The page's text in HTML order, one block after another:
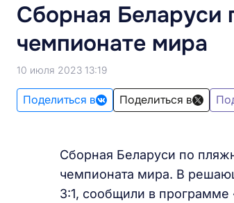
Сборная Беларуси
чемпионате мира
10 июля 2023 13:19
Поделиться в Поделиться в
Сборная Беларуси по
чемпионата мира. В
3:1, сообщили в